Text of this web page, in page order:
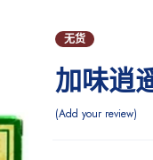
无货
加味逍
Add your review